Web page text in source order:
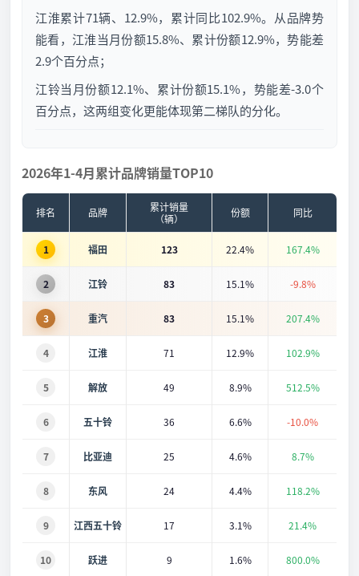
江淮累计71辆、12.9%，累计同比102.9%。从品牌势
能看，江淮当月份额15.8%、累计份额12.9%，势能差
2.9个百分点；
江铃当月份额12.1%、累计份额15.1%，势能差-3.0个
百分点，这两组变化更能体现第二梯队的分化。
2026年1-4月累计品牌销量TOP10
排名 品牌
累计销量
（辆）
份额 同比
1 福田 123 22.4% 167.4%
2 江铃 83 15.1% -9.8%
3 重汽 83 15.1% 207.4%
4 江淮 71 12.9% 102.9%
5 解放 49 8.9% 512.5%
6 五十铃 36 6.6% -10.0%
7 比亚迪 25 4.6% 8.7%
8 东风 24 4.4% 118.2%
9 江西五十铃 17 3.1% 21.4%
10 跃进 9 1.6% 800.0%